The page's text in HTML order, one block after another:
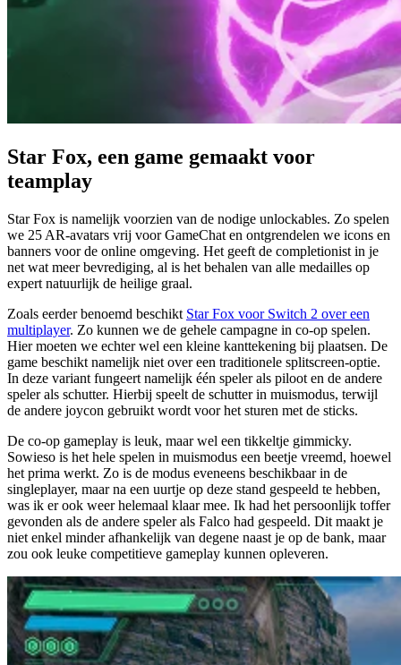
Star Fox, een game gemaakt voor
teamplay
Star Fox is namelijk voorzien van de nodige unlockables. Zo spelen
we 25 AR-avatars vrij voor GameChat en ontgrendelen we icons en
banners voor de online omgeving. Het geeft de completionist in je
net wat meer bevrediging, al is het behalen van alle medailles op
expert natuurlijk de heilige graal.
Zoals eerder benoemd beschikt Star Fox voor Switch 2 over een
multiplayer. Zo kunnen we de gehele campagne in co-op spelen.
Hier moeten we echter wel een kleine kanttekening bij plaatsen. De
game beschikt namelijk niet over een traditionele splitscreen-optie.
In deze variant fungeert namelijk één speler als piloot en de andere
speler als schutter. Hierbij speelt de schutter in muismodus, terwijl
de andere joycon gebruikt wordt voor het sturen met de sticks.
De co-op gameplay is leuk, maar wel een tikkeltje gimmicky.
Sowieso is het hele spelen in muismodus een beetje vreemd, hoewel
het prima werkt. Zo is de modus eveneens beschikbaar in de
singleplayer, maar na een uurtje op deze stand gespeeld te hebben,
was ik er ook weer helemaal klaar mee. Ik had het persoonlijk toffer
gevonden als de andere speler als Falco had gespeeld. Dit maakt je
niet enkel minder afhankelijk van degene naast je op de bank, maar
zou ook leuke competitieve gameplay kunnen opleveren.